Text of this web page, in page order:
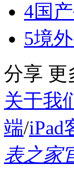
4国
5境
分享 更
关于我
端/iPad
表之家